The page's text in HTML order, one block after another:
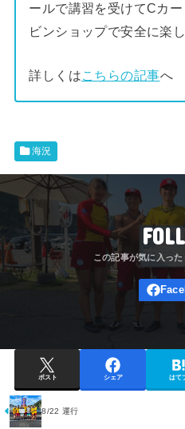
ールで講習を受けてCカ
ビンショップで安全に楽
詳しくはこちらの記事へ
海況
ポスト シェア はて
8/22 運行